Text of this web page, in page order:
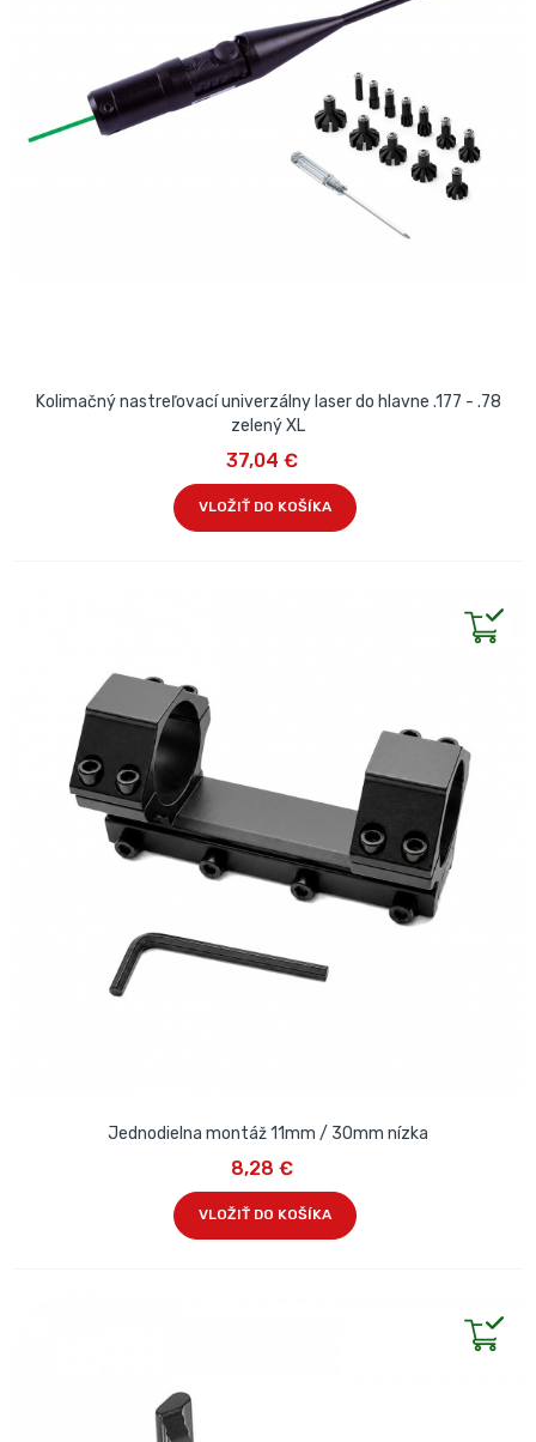
Kolimačný nastreľovací univerzálny laser do hlavne .177 - .78
zelený XL
37,04 €
VLOŽIŤ DO KOŠÍKA
Jednodielna montáž 11mm / 30mm nízka
8,28 €
VLOŽIŤ DO KOŠÍKA